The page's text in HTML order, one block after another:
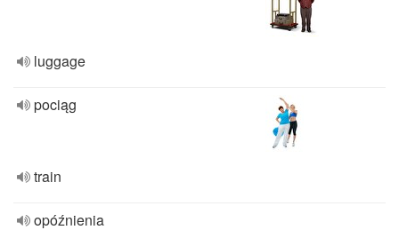
luggage
pociąg
train
opóźnienia